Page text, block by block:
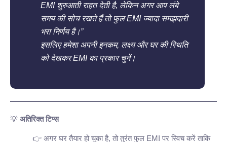
EMI शुरुआती राहत देती है, लेकिन अगर आप लंबे
समय की सोच रखते हैं तो फुल EMI ज्यादा समझदारी
भरा निर्णय है।”
इसलिए हमेशा अपनी इनकम, लक्ष्य और घर की स्थिति
को देखकर EMI का प्रकार चुनें।
💡 अतिरिक्त टिप्स
अगर घर तैयार हो चुका है, तो तुरंत फुल EMI पर स्विच करें ताकि